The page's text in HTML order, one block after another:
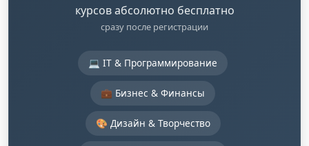
курсов абсолютно бесплатно
сразу после регистрации
💻 IT & Программирование
💼 Бизнес & Финансы
🎨 Дизайн & Творчество